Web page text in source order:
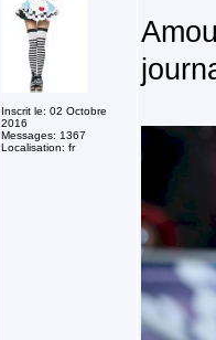
Inscrit le: 02 Octobre
2016
Messages: 1367
Localisation: fr